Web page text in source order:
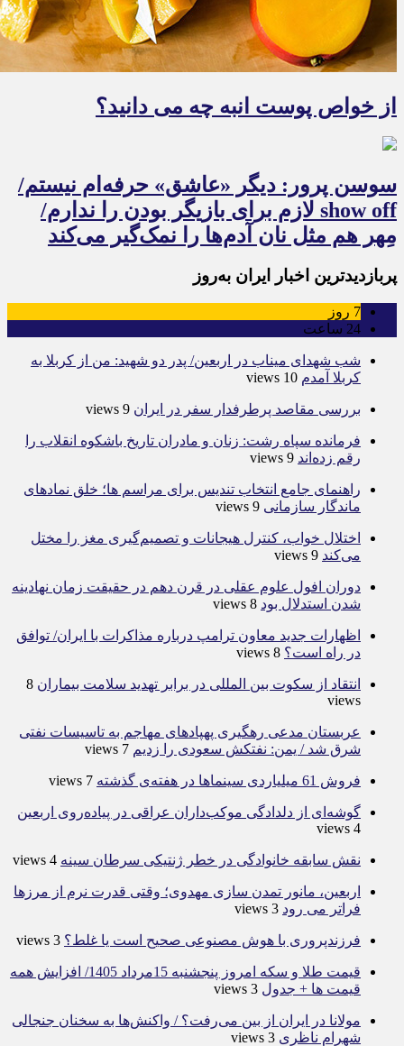
از خواص پوست انبه چه می دانید؟
سوسن پرور: دیگر «عاشق» حرفه‌ام نیستم/
show off لازم برای بازیگر بودن را ندارم/
مِهر هم مثل نان آدم‌ها را نمک‌گیر می‌کند
پربازدیدترین اخبار ایران به‌روز
7 روز
24 ساعت
شب شهدای میناب در اربعین/ پدر دو شهید: من از کربلا به
کربلا آمدم 10 views
بررسی مقاصد پرطرفدار سفر در ایران 9 views
فرمانده سپاه رشت: زنان و مادران تاریخ باشکوه انقلاب را
رقم زده‌اند 9 views
راهنمای جامع انتخاب تندیس برای مراسم ها؛ خلق نمادهای
ماندگار سازمانی 9 views
اختلال خواب، کنترل هیجانات و تصمیم‌گیری مغز را مختل
می‌کند 9 views
دوران افول علوم عقلی در قرن دهم در حقیقت زمان نهادینه
شدن استدلال بود 8 views
اظهارات جدید معاون ترامپ درباره مذاکرات با ایران/ توافق
در راه است؟ 8 views
انتقاد از سکوت بین المللی در برابر تهدید سلامت بیماران 8
views
عربستان مدعی رهگیری پهپادهای مهاجم به تاسیسات نفتی
شرق شد / یمن: نفتکش سعودی را زدیم 7 views
فروش 61 میلیاردی سینماها در هفته‌ی گذشته 7 views
گوشه‌ای از دلدادگی موکب‌داران عراقی در پیاده‌روی اربعین
4 views
نقش سابقه خانوادگی در خطر ژنتیکی سرطان سینه 4 views
اربعین، مانور تمدن سازی مهدوی؛ وقتی قدرت نرم از مرزها
فراتر می رود 3 views
فرزندپروری با هوش مصنوعی صحیح است یا غلط؟ 3 views
قیمت طلا و سکه امروز پنجشنبه 15مرداد 1405/ افزایش همه
قیمت ها + جدول 3 views
مولانا در ایران از بین می‌رفت؟ / واکنش‌ها به سخنان جنجالی
شهرام ناظری 3 views